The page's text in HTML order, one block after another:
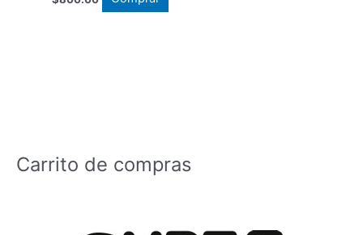
Carrito de compras